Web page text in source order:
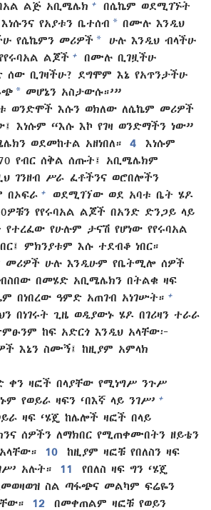
ልጅ አቢሜሌክ +
በሴኬም ወደሚገኙት
የአያቱን ቤተሰብ * በሙሉ እንዲህ
የሴኬምን መሪዎች *
ሁሉ እንዲህ ብላችሁ
ልጆች +
በሙሉ ቢገዟችሁ
ሰው ቢገዛችሁ? ደግሞም እኔ የአጥንታችሁ
* መሆኔን አስታውሱ።’”
ወንድሞች እሱን ወክለው ለሴኬም መሪዎች
እነሱም “እሱ እኮ የገዛ ወንድማችን ነው”
ወደመከተል አዘነበለ።
4
እነሱም
የብር ሰቅል ሰጡት፤ አቢሜሌክም
ገንዘብ ሥራ ፈቶችንና ወሮበሎችን
በኦፍራ +
ወደሚገኘው ወደ አባቱ ቤት ሄዶ
የየሩባአል ልጆች በአንድ ድንጋይ ላይ
የተረፈው የሁሉም ታናሽ የሆነው የየሩባአል
ምክንያቱም እሱ ተደብቆ ነበር።
መሪዎች ሁሉ እንዲሁም የቤትሚሎ ሰዎች
በመሄድ አቢሜሌክን በትልቁ ዛፍ
በነበረው ዓምድ አጠገብ አነገሡት። +
በነገሩት ጊዜ ወዲያውኑ ሄዶ በገሪዛን ተራራ
ከፍ አድርጎ እንዲህ አላቸው፦
እኔን ስሙኝ፤ ከዚያም አምላክ
ቀን ዛፎች በላያቸው የሚነግሥ ንጉሥ
የወይራ ዛፍን ‘በእኛ ላይ ንገሥ’ +
ዛፍ ‘ሄጄ ከሌሎች ዛፎች በላይ
ሰዎችን ለማክበር የሚጠቀሙበትን ዘይቴን
10
ከዚያም ዛፎቹ የበለስን ዛፍ
አሉት።
11
የበለስ ዛፍ ግን ‘ሄጄ
ስል ጣፋጭና መልካም ፍሬዬን
12
በመቀጠልም ዛፎቹ የወይን